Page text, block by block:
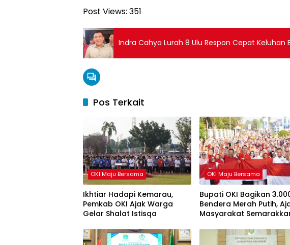
Post Views: 351
Indra Cahya Lurah 8 Ulu Respon Cepat Keluhan
Pos Terkait
OKI Maju Bersama
Ikhtiar Hadapi Kemarau,
Pemkab OKI Ajak Warga
Gelar Shalat Istisqa
OKI Maju Bersama
Bupati OKI Bagikan
Bendera Merah Putih,
Masyarakat